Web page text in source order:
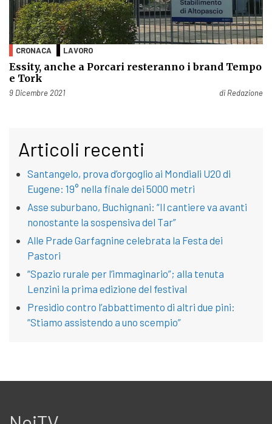
CRONACA LAVORO
Essity, anche a Porcari resteranno i brand Tempo
e Tork
Pubblicato il
9 Dicembre 2021 di Redazione
Articoli recenti
Santangelo, prova d’orgoglio ai Mondiali U20 di
Eugene: 19° nella finale dei 5000 metri
Asse suburbano, Buchignani: “Il cantiere va avanti
nonostante la sospensiva del Tar”
Alle Prade Garfagnine celebrata la Festa dei
Pastori
“Spazio rurale per l’immaginario”; alla tenuta
Lenzini la prima edizione del festival
Presidio contro l’abbattimento di altri due pini:
“Stiamo assistendo a uno scempio”